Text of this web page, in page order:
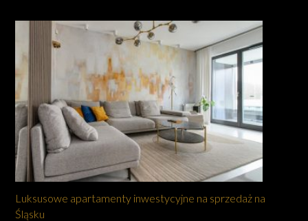
Luksusowe apartamenty inwestycyjne na sprzedaż na
Śląsku